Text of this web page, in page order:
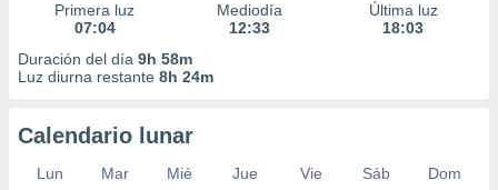
Primera luz
07:04
Mediodía
12:33
Última luz
18:03
Duración del día 9h 58m
Luz diurna restante 8h 24m
Calendario lunar
Lun Mar Mié Jue Vie Sáb
Dom